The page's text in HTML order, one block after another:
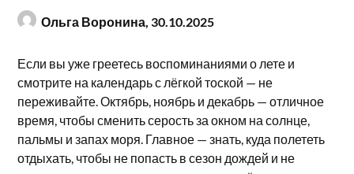
Ольга Воронина, 30.10.2025
Если вы уже греетесь воспоминаниями о лете и
смотрите на календарь с лёгкой тоской — не
переживайте. Октябрь, ноябрь и декабрь — отличное
время, чтобы сменить серость за окном на солнце,
пальмы и запах моря. Главное — знать, куда полететь
отдыхать, чтобы не попасть в сезон дождей и не